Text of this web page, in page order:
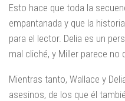
Esto hace que toda la
empantanada y que la
para el lector. Delia es un
mal cliché, y Miller parece no
Mientras tanto, Wallace y
asesinos, de los que él